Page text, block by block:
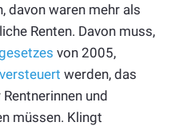
davon waren mehr als
Renten. Davon muss,
von 2005,
versteuert werden, das
und
müssen. Klingt